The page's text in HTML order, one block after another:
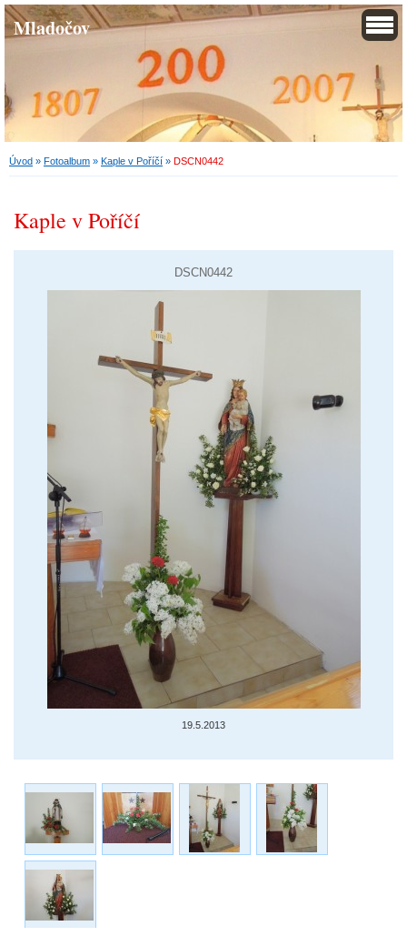
Mladočov
Úvod » Fotoalbum » Kaple v Poříčí » DSCN0442
Kaple v Poříčí
DSCN0442
19.5.2013